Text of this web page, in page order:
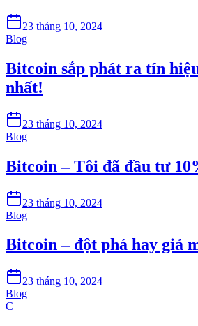
23 tháng 10, 2024
Blog
Bitcoin sắp phát ra tín
nhất!
23 tháng 10, 2024
Blog
Bitcoin – Tôi đã đầu tư
23 tháng 10, 2024
Blog
Bitcoin – đột phá hay giả
23 tháng 10, 2024
Blog
C